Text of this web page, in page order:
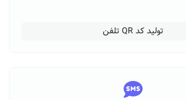
تولید کد QR تلفن